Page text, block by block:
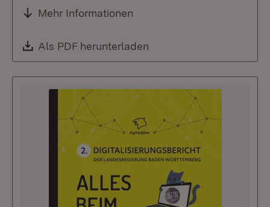
Mehr Informationen
Download:
Als PDF herunterladen